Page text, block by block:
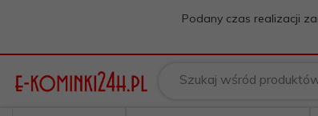
Podany czas realizacji
Szukaj wśród